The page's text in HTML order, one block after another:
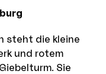
steht die kleine
und rotem
Sie